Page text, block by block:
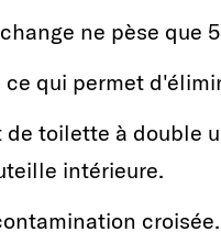
ne pèse que
qui permet
de toilette à double
intérieure.
croisée.